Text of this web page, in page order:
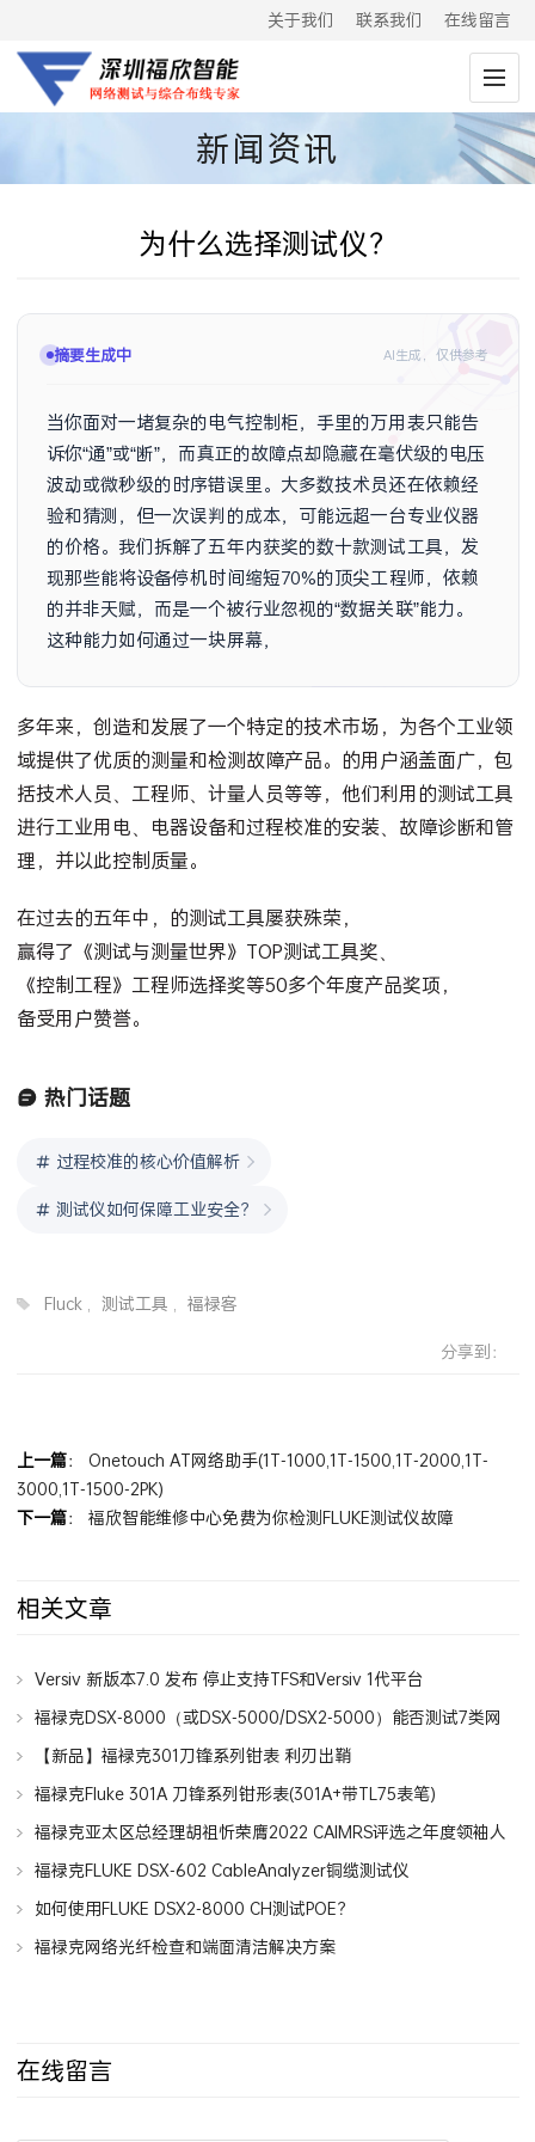
关于我们 联系我们 在线留言
新闻资讯
为什么选择测试仪？
摘要生成中 AI生成，仅供参考
当你面对一堵复杂的电气控制柜，手里的万用表只能告
诉你“通”或“断”，而真正的故障点却隐藏在毫伏级的电压
波动或微秒级的时序错误里。大多数技术员还在依赖经
验和猜测，但一次误判的成本，可能远超一台专业仪器
的价格。我们拆解了五年内获奖的数十款测试工具，发
现那些能将设备停机时间缩短70%的顶尖工程师，依赖
的并非天赋，而是一个被行业忽视的“数据关联”能力。
这种能力如何通过一块屏幕，将模糊的故障现象
多年来，创造和发展了一个特定的技术市场，为各个工业领
域提供了优质的测量和检测故障产品。的用户涵盖面广，包
括技术人员、工程师、计量人员等等，他们利用的测试工具
进行工业用电、电器设备和过程校准的安装、故障诊断和管
理，并以此控制质量。
在过去的五年中，的测试工具屡获殊荣，
赢得了《测试与测量世界》TOP测试工具奖、
《控制工程》工程师选择奖等50多个年度产品奖项，
备受用户赞誉。
热门话题
过程校准的核心价值解析
测试仪如何保障工业安全？
Fluck, 测试工具 , 福禄客
分享到：
上一篇： Onetouch AT网络助手(1T-1000,1T-1500,1T-2000,1T-
3000,1T-1500-2PK)
下一篇： 福欣智能维修中心免费为你检测FLUKE测试仪故障
相关文章
Versiv 新版本7.0 发布 停止支持TFS和Versiv 1代平台
福禄克DSX-8000（或DSX-5000/DSX2-5000）能否测试7类网
线7A类网线？
【新品】福禄克301刀锋系列钳表 利刃出鞘
福禄克Fluke 301A 刀锋系列钳形表(301A+带TL75表笔)
福禄克亚太区总经理胡祖忻荣膺2022 CAIMRS评选之年度领袖人
福禄克FLUKE DSX-602 CableAnalyzer铜缆测试仪
如何使用FLUKE DSX2-8000 CH测试POE？
福禄克网络光纤检查和端面清洁解决方案
在线留言